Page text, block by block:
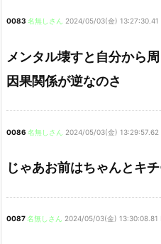
0083 名無しさん 2024/05/03(金) 13:27:30.41
メンタル壊すと自分から
因果関係が逆なのさ
0086 名無しさん 2024/05/03(金) 13:29:57.62
じゃあお前はちゃんとキ
0087名無しさん 2024/05/03(金) 13:30:08.81